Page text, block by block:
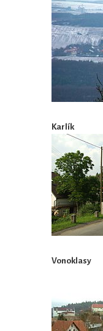
Karlík
Vonoklasy